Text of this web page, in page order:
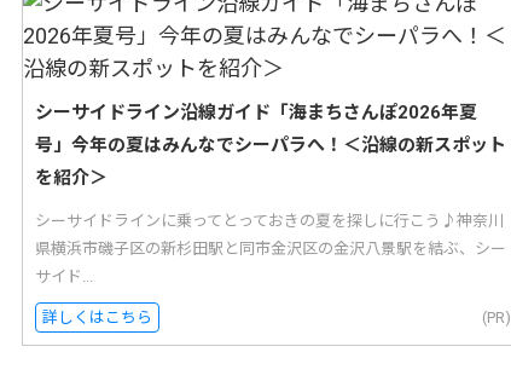
シーサイドライン沿線ガイド「海まちさんぽ2026年夏
号」今年の夏はみんなでシーパラへ！＜沿線の新スポット
を紹介＞
シーサイドラインに乗ってとっておきの夏を探しに行こう♪神奈川
県横浜市磯子区の新杉田駅と同市金沢区の金沢八景駅を結ぶ、シー
サイド...
詳しくはこちら (PR)